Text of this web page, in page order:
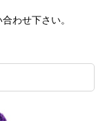
わせ下さい。